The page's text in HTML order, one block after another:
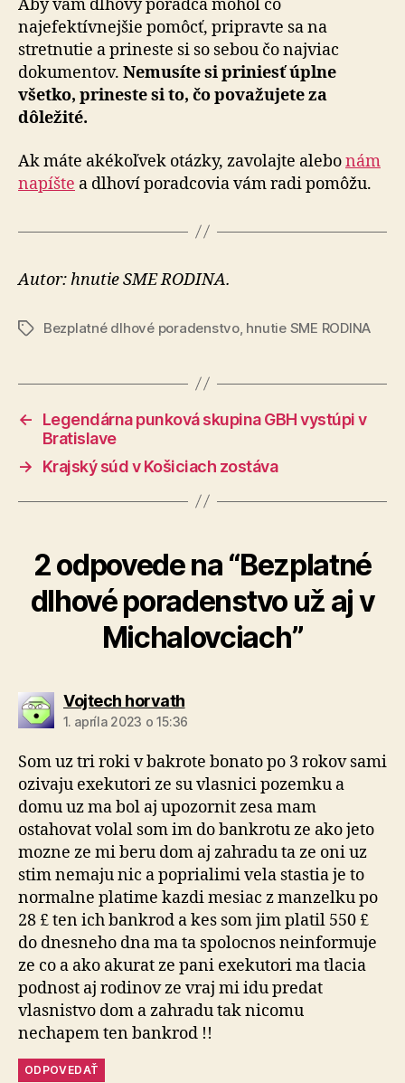
Aby vám dlhový poradca mohol čo
najefektívnejšie pomôcť, pripravte sa na
stretnutie a prineste si so sebou čo najviac
dokumentov. Nemusíte si priniesť úplne
všetko, prineste si to, čo považujete za
dôležité.
Ak máte akékoľvek otázky, zavolajte alebonám
napíšte a dlhoví poradcovia vám radi pomôžu.
Autor: hnutie SME RODINA.
ZnačkyBezplatné dlhové poradenstvo, hnutie SME RODINA
←
Legendárna punková skupina GBH vystúpi v
Bratislave
→
Krajský súd v Košiciach zostáva
2 odpovede na “Bezplatné
dlhové poradenstvo už aj v
Michalovciach”
Vojtech horvathhovorí:
1. apríla 2023 o 15:36
Som uz tri roki v bakrote bonato po 3 rokov sami
ozivaju exekutori ze su vlasnici pozemku a
domu uz ma bol aj upozornit zesa mam
ostahovat volal som im do bankrotu ze ako jeto
mozne ze mi beru dom aj zahradu ta ze oni uz
stim nemaju nic a poprialimi vela stastia je to
normalne platime kazdi mesiac z manzelku po
28 £ ten ich bankrod a kes som jim platil 550 £
do dnesneho dna ma ta spolocnos neinformuje
ze co a ako akurat ze pani exekutori ma tlacia
podnost aj rodinov ze vraj mi idu predat
vlasnistvo dom a zahradu tak nicomu
nechapem ten bankrod !!
ODPOVEDAŤ